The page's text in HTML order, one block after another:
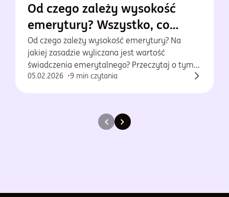
Od czego zależy wysokość
emerytury? Wszystko, co
musisz wiedzieć!
Od czego zależy wysokość emerytury? Na
jakiej zasadzie wyliczana jest wartość
świadczenia emerytalnego? Przeczytaj o tym
w naszym artykule!
05.02.2026 9 min czytania